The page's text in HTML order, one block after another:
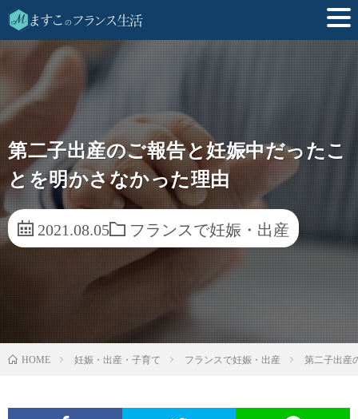
第二子出産のご報告と妊娠中だったこ
とを明かさなかった理由
2021.08.05 フランスで妊娠・出産
HOME 妊娠・出産・子育て フランスで妊娠・出産 第二子出産